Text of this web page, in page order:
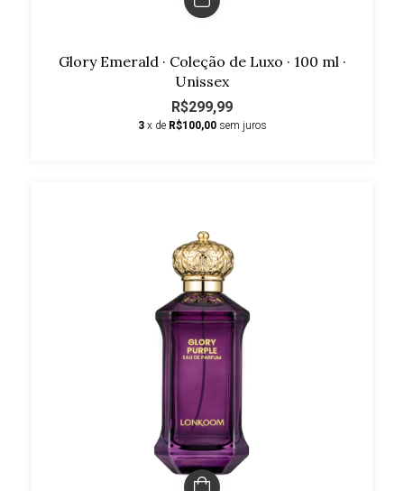
Glory Emerald · Coleção de Luxo · 100 ml ·
Unissex
R$299,99
3 x de R$100,00 sem juros